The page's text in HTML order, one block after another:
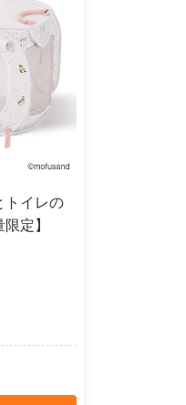
トイレの
定】